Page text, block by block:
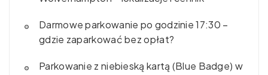
Darmowe parkowanie po godzinie 17:30 –
gdzie zaparkować bez opłat?
Parkowanie z niebieską kartą (Blue Badge) w